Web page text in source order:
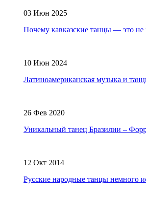
03 Июн 2025
Почему кавказские танцы — это не
10 Июн 2024
Латиноамериканская музыка и
26 Фев 2020
Уникальный танец Бразилии –
12 Окт 2014
Русские народные танцы немного